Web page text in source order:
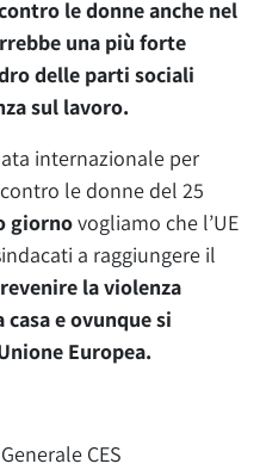
le donne anche nel
una più forte
delle parti sociali
sul lavoro.
internazionale per
le donne del 25
giornovogliamo che l’UE
a raggiungere il
la violenza
e ovunque si
Europea.
CES